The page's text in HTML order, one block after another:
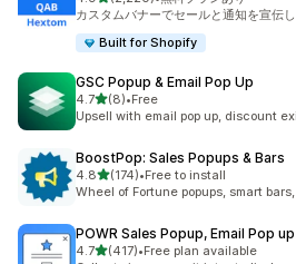
合計レビュー数：2220件
カスタムバナーでセールと通知を宣伝
Built for Shopify
GSC Popup & Email Pop Up
4.75つ星中
(8)
合計レビュー数：8件
•Free
Upsell with email pop up, discount
BoostPop: Sales Popups & Bars
4.85つ星中
(174)
合計レビュー数：174件
•Free to install
Wheel of Fortune popups, smart
POWR Sales Popup, Email Pop up
4.75つ星中
(417)
合計レビュー数：417件
•Free plan available